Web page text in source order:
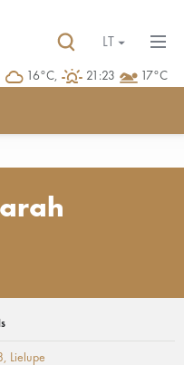
16°C, 21:23 17°C
LT
, Lielupe